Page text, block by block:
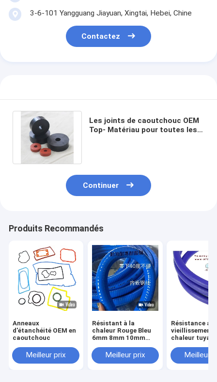
3-6-101 Yangguang Jiayuan, Xingtai, Hebei, Chine
Contactez
Les joints de caoutchouc OEM
Top- Matériau pour toutes les
Continuer
Produits Recommandés
Anneaux
d'étanchéité OEM en
caoutchouc
Meilleur prix
Résistant à la
chaleur Rouge Bleu
6mm 8mm 10mm
Souple de chauffage
à vide en silicone
Meilleur prix
Résistance au
vieillissement
chaleur tuyau
silicone tuyau
hydraulique
Meilleur